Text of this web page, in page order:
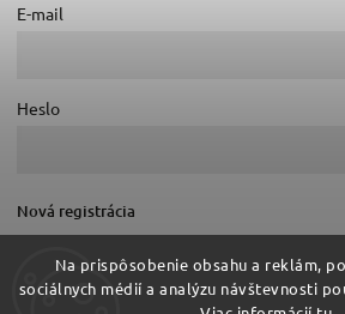
Na prispôsobenie obsahu a reklám,
sociálnych médií a analýzu návštevnosti
E-mail
Heslo
Nová registrácia
Zabudnuté heslo